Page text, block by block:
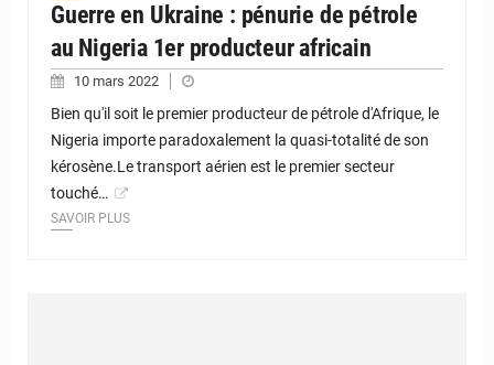
Guerre en Ukraine : pénurie de pétrole
au Nigeria 1er producteur africain
10 mars 2022
Bien qu'il soit le premier producteur de pétrole d'Afrique, le
Nigeria importe paradoxalement la quasi-totalité de son
kérosène.Le transport aérien est le premier secteur
touché…
SAVOIR PLUS